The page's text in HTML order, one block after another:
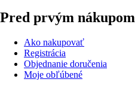
Pred prvým nákupom
Ako nakupovať
Registrácia
Objednanie doručenia
Moje obľúbené